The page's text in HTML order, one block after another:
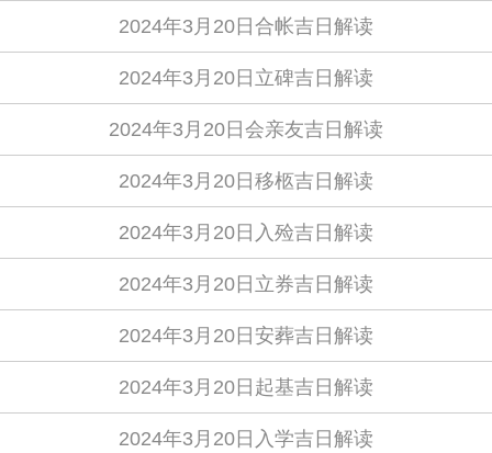
2024年3月20日合帐吉日解读
2024年3月20日立碑吉日解读
2024年3月20日会亲友吉日解读
2024年3月20日移柩吉日解读
2024年3月20日入殓吉日解读
2024年3月20日立券吉日解读
2024年3月20日安葬吉日解读
2024年3月20日起基吉日解读
2024年3月20日入学吉日解读